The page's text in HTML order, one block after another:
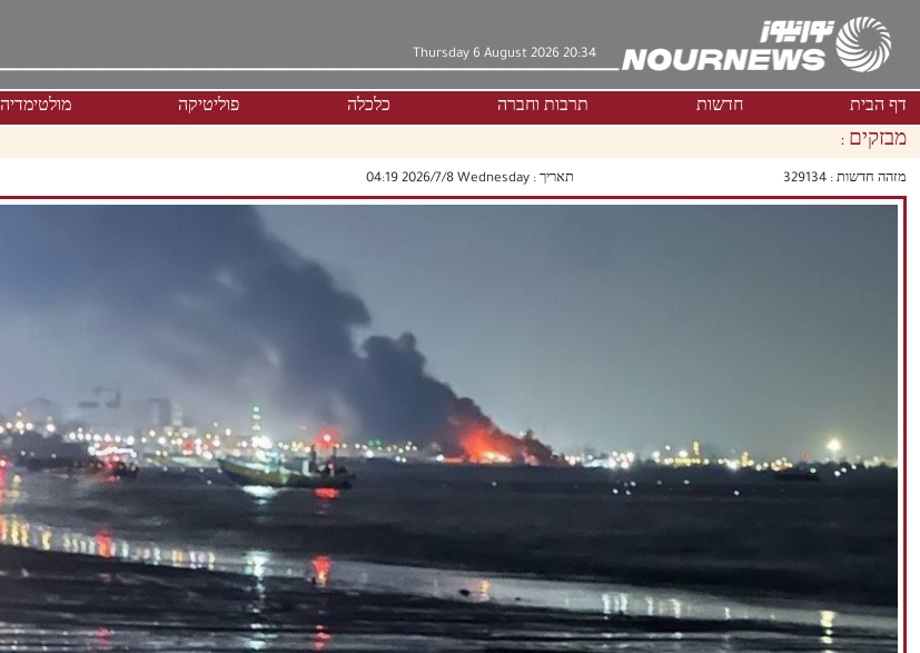
Thursday 6 August 2026 20:34
דף הבית חדשות תרבות וחברה כלכלה פוליטיקה מולטימדיה
מבזקים :
מזהה חדשות : 329134 תאריך : ‫‫Wednesday‬‬ 2026/7/8 04:19